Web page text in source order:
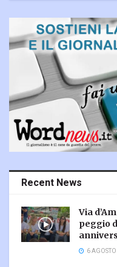
Recent News
Via
peggio
6